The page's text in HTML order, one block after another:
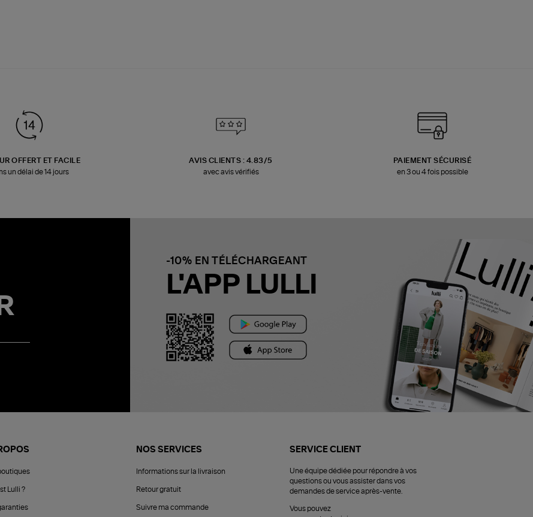
OFFERT ET FACILE
un délai de 14 jours
AVIS CLIENTS : 4.83/5
avec avis vérifiés
PAIEMENT SÉCURISÉ
en 3 ou 4 fois possible
-10% EN TÉLÉCHARGEANT
L'APP LULLI
Lulli ?
NOS SERVICES
Informations sur la livraison
Retour gratuit
Suivre ma commande
SERVICE CLIENT
Une équipe dédiée pour répondre à vos
questions ou vous assister dans vos
demandes de service après-vente.
Vous pouvez